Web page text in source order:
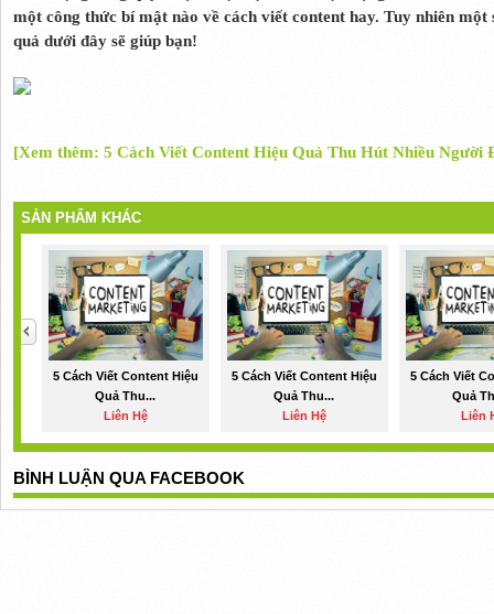
một công thức bí mật nào về cách viết content hay. Tuy nhiên một
quả dưới đây sẽ giúp bạn!
[Xem thêm: 5 Cách Viết Content Hiệu Quả Thu Hút Nhiều Người
SẢN PHẨM KHÁC
5 Cách Viết Content Hiệu
Quả Thu...
Liên Hệ
5 Cách Viết Content Hiệu
Quả Thu...
Liên Hệ
5 Cách Viết
Quả
Liên
BÌNH LUẬN QUA FACEBOOK